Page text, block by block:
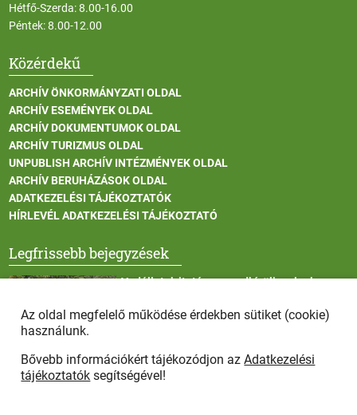
Hétfő-Szerda: 8.00-16.00
Péntek: 8.00-12.00
Közérdekű
ARCHÍV ÖNKORMÁNYZATI OLDAL
ARCHÍV ESEMÉNYEK OLDAL
ARCHÍV DOKUMENTUMOK OLDAL
ARCHÍV TURIZMUS OLDAL
UNPUBLISH ARCHÍV INTÉZMÉNYEK OLDAL
ARCHÍV BERUHÁZÁSOK OLDAL
ADATKEZELÉSI TÁJÉKOZTATÓK
HÍRLEVÉL ADATKEZELÉSI TÁJÉKOZTATÓ
Legfrissebb bejegyzések
Vadállatok itatása a rendkívüli melegben
Afrikai sertéspestis - kérések a lakosság felé
Az oldal megfelelő működése érdekben sütiket (cookie)
használunk.
Bővebb információkért tájékozódjon azAdatkezelési
tájékoztatók segítségével!